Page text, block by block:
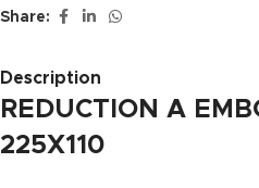
Share:
Description
REDUCTION A
225X110